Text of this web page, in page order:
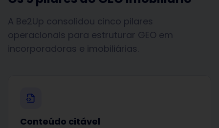
A Be2Up consolidou cinco pilares
operacionais para estruturar GEO em
incorporadoras e imobiliárias.
Conteúdo citável